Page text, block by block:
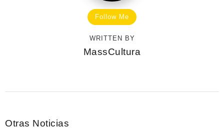
Follow Me
WRITTEN BY
MassCultura
Otras Noticias